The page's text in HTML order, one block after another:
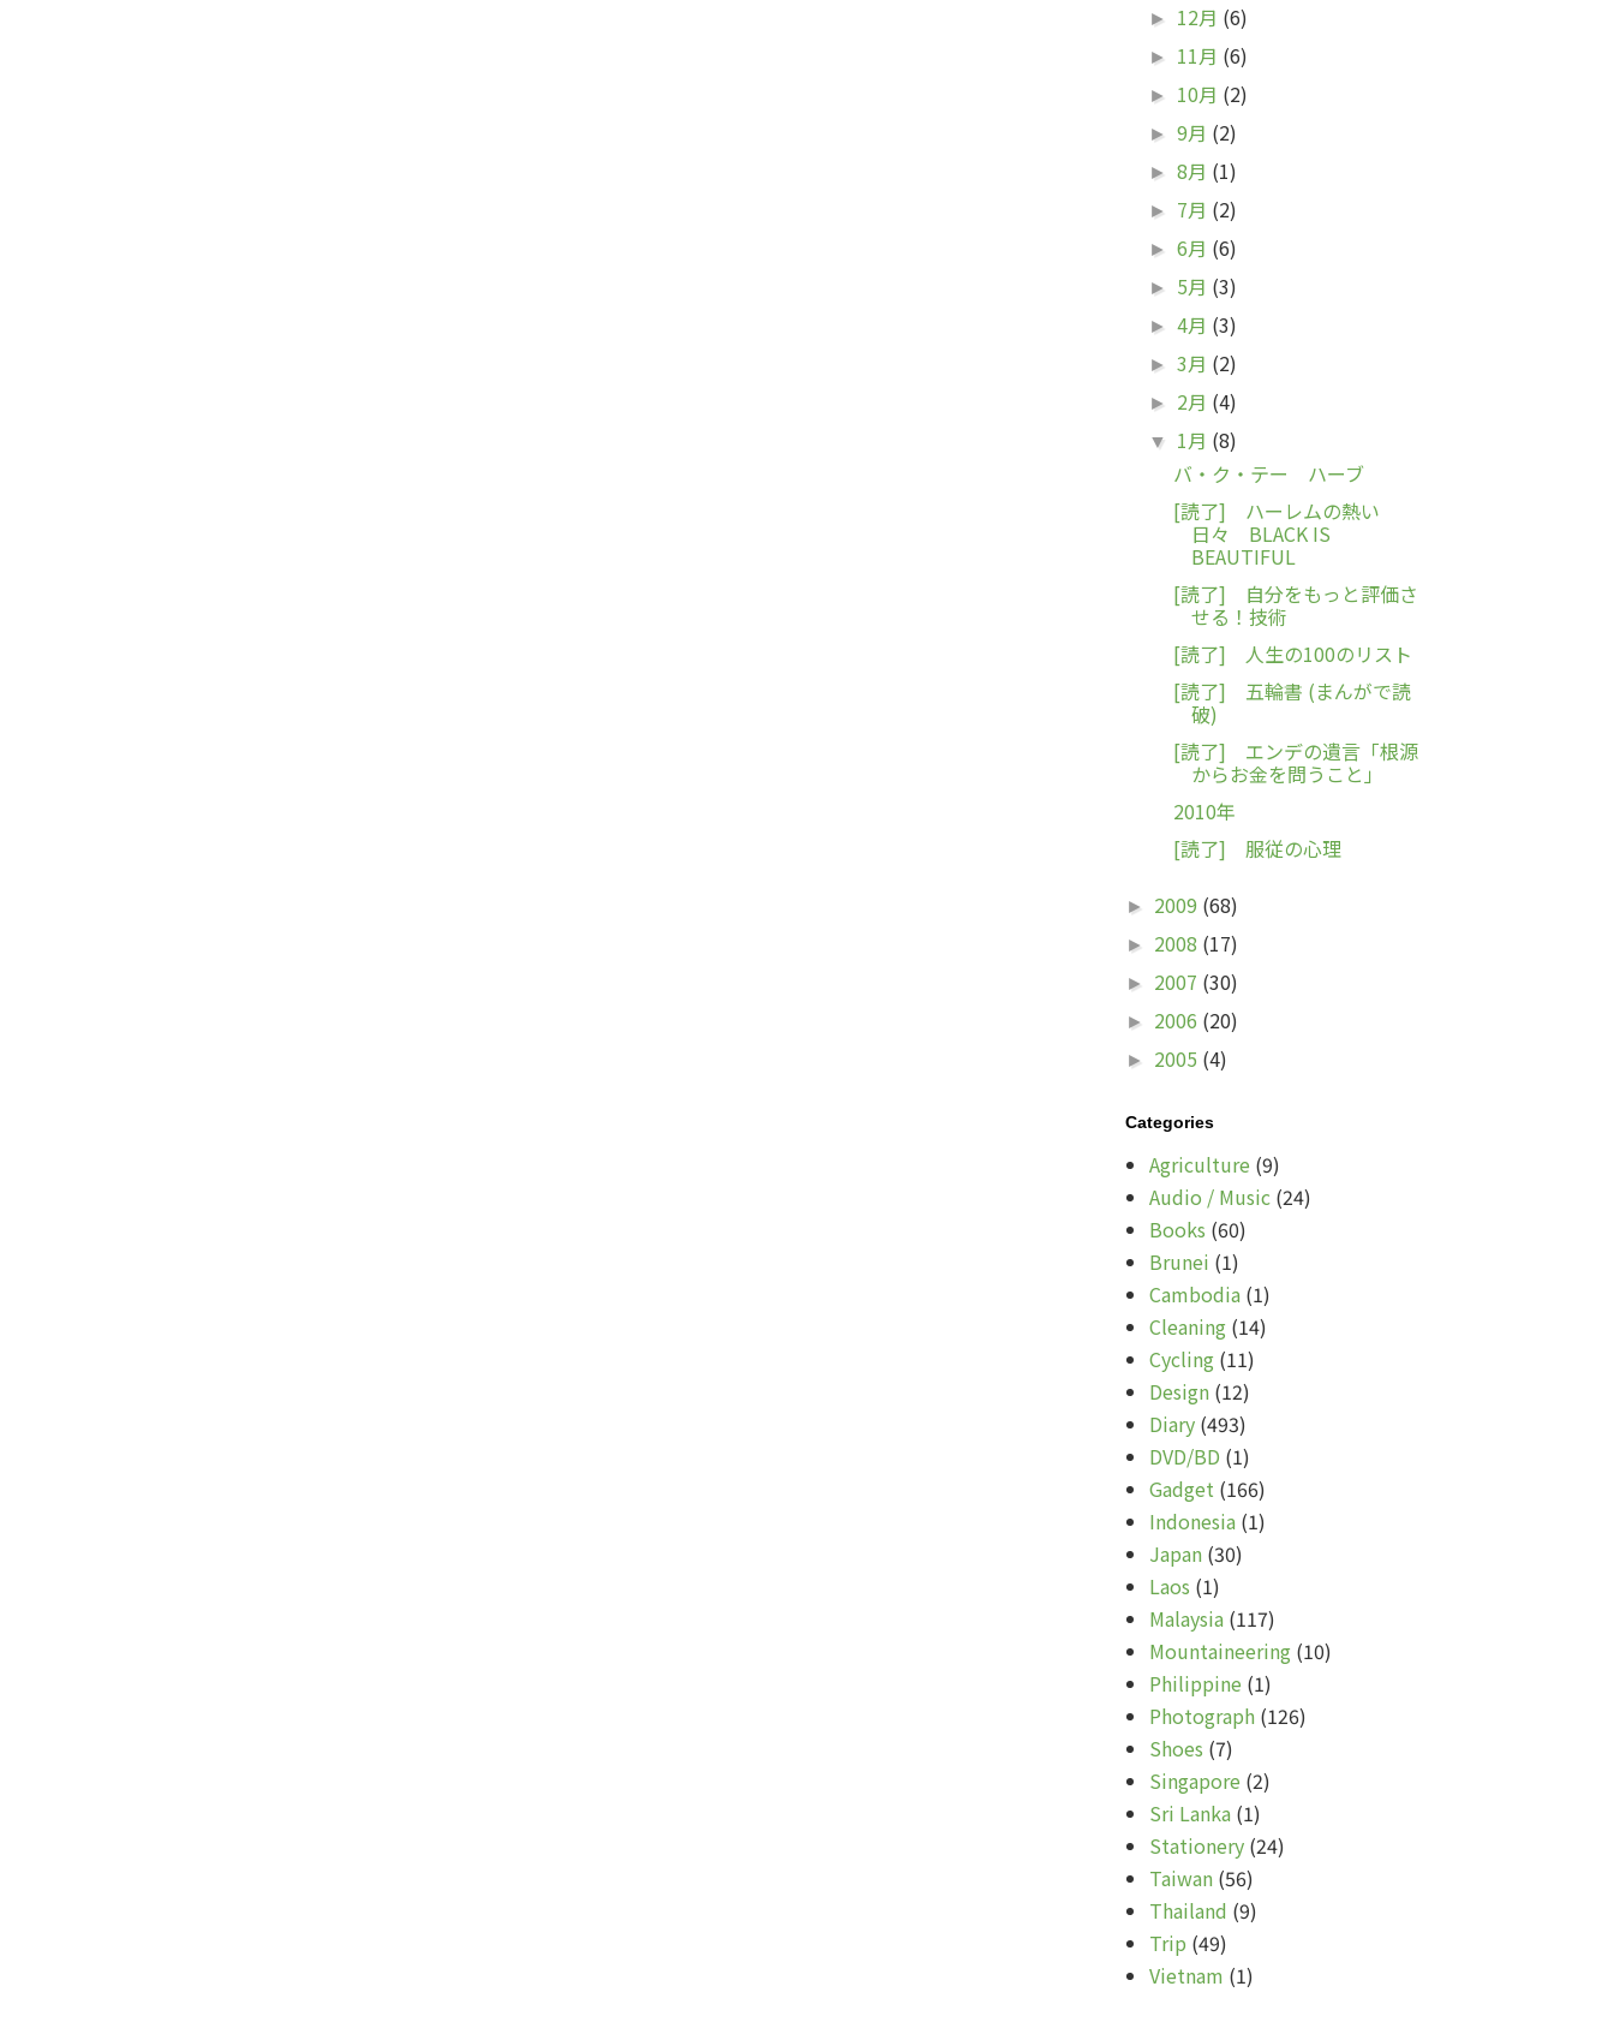
► 12月 (6)
► 11月 (6)
► 10月 (2)
►9月 (2)
►8月 (1)
► 7月 (2)
►6月 (6)
► 5月 (3)
►4月 (3)
►3月 (2)
► 2月 (4)
▼ 1月 (8)
バ・ク・テー ハーブ
[読了] ハーレムの熱い
日々 BLACK IS
BEAUTIFUL
[読了] 自分をもっと評価さ
せる！技術
[読了] 人生の100のリスト
[読了] 五輪書 (まんがで読
破)
[読了] エンデの遺言「根源
からお金を問うこと」
2010年
[読了] 服従の心理
► 2009 (68)
► 2008 (17)
► 2007 (30)
► 2006 (20)
► 2005 (4)
Categories
Agriculture (9)
Audio / Music (24)
Books (60)
Brunei (1)
Cambodia (1)
Cleaning (14)
Cycling (11)
Design (12)
Diary (493)
DVD/BD (1)
Gadget (166)
Indonesia (1)
Japan (30)
Laos (1)
Malaysia (117)
Mountaineering (10)
Philippine (1)
Photograph (126)
Shoes (7)
Singapore (2)
Sri Lanka (1)
Stationery (24)
Taiwan (56)
Thailand (9)
Trip (49)
Vietnam (1)